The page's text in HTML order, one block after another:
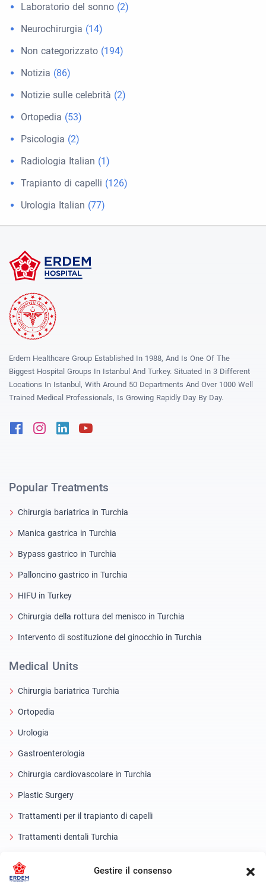
Gestire il consenso
Laboratorio del sonno (2)
Neurochirurgia (14)
Non categorizzato (194)
Notizia (86)
Notizie sulle celebrità (2)
Ortopedia (53)
Psicologia (2)
Radiologia Italian (1)
Trapianto di capelli (126)
Urologia Italian (77)
Erdem Healthcare Group Established In 1988, And Is One Of The
Biggest Hospital Groups In Istanbul And Turkey. Situated In 3 Different
Locations In Istanbul, With Around 50 Departments And Over 1000 Well
Trained Medical Professionals, Is Growing Rapidly Day By Day.
FacebookInstagram
Linkedin
Popular Treatments
Chirurgia bariatrica in Turchia
Manica gastrica in Turchia
Bypass gastrico in Turchia
Palloncino gastrico in Turchia
HIFU in Turkey
Chirurgia della rottura del menisco in Turchia
Intervento di sostituzione del ginocchio in Turchia
Medical Units
Chirurgia bariatrica Turchia
Ortopedia
Urologia
Gastroenterologia
Chirurgia cardiovascolare in Turchia
Plastic Surgery
Trattamenti per il trapianto di capelli
Trattamenti dentali Turchia